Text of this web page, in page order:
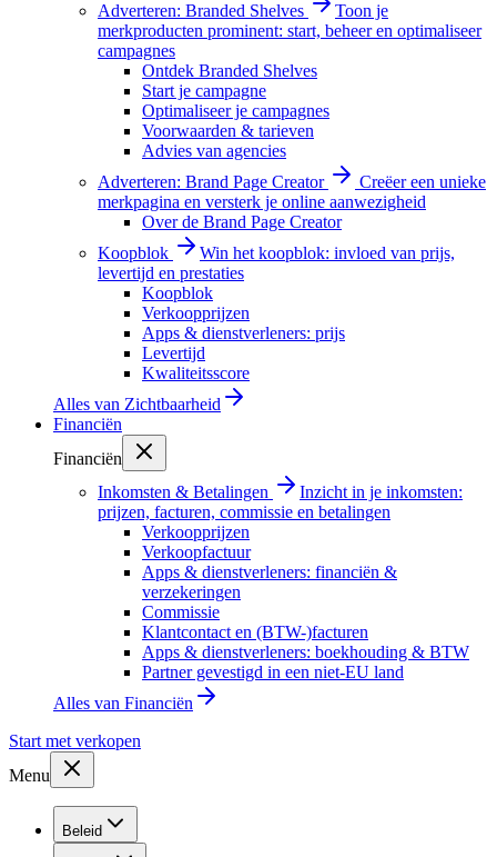
Adverteren: Branded Shelves
Toon je
merkproducten prominent: start, beheer en optimaliseer
campagnes
Ontdek Branded Shelves
Start je campagne
Optimaliseer je campagnes
Voorwaarden & tarieven
Advies van agencies
Adverteren: Brand Page Creator
Creëer een unieke
merkpagina en versterk je online aanwezigheid
Over de Brand Page Creator
Koopblok
Win het koopblok: invloed van prijs,
levertijd en prestaties
Koopblok
Verkoopprijzen
Apps & dienstverleners: prijs
Levertijd
Kwaliteitsscore
Alles van Zichtbaarheid
Financiën
Financiën
Inkomsten & Betalingen
Inzicht in je inkomsten:
prijzen, facturen, commissie en betalingen
Verkoopprijzen
Verkoopfactuur
Apps & dienstverleners: financiën &
verzekeringen
Commissie
Klantcontact en (BTW-)facturen
Apps & dienstverleners: boekhouding & BTW
Partner gevestigd in een niet-EU land
Alles van Financiën
Start met verkopen
Menu
Beleid